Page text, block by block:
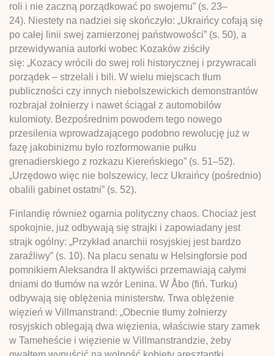
roli i nie zaczną porządkować po swojemu” (s. 23–
24). Niestety na nadziei się skończyło: „Ukraińcy cofają się
po całej linii swej zamierzonej państwowości” (s. 50), a
przewidywania autorki wobec Kozaków ziściły
się: „Kozacy wrócili do swej roli historycznej i przywracali
porządek – strzelali i bili. W wielu miejscach tłum
publiczności czy innych niebolszewickich demonstrantów
rozbrajał żołnierzy i nawet ściągał z automobilów
kulomioty. Bezpośrednim powodem tego nowego
przesilenia wprowadzającego podobno rewolucję już w
fazę jakobinizmu było rozformowanie pułku
grenadierskiego z rozkazu Kiereńskiego” (s. 51–52).
„Urzędowo więc nie bolszewicy, lecz Ukraińcy (pośrednio)
obalili gabinet ostatni” (s. 52).
Finlandię również ogarnia polityczny chaos. Chociaż jest
spokojnie, już odbywają się strajki i zapowiadany jest
strajk ogólny: „Przykład anarchii rosyjskiej jest bardzo
zaraźliwy” (s. 10). Na placu senatu w Helsingforsie pod
pomnikiem Aleksandra II aktywiści przemawiają całymi
dniami do tłumów na wzór Lenina. W Åbo (fiń. Turku)
odbywają się oblężenia ministerstw. Trwa oblężenie
więzień w Villmanstrand: „Obecnie tłumy żołnierzy
rosyjskich oblegają dwa więzienia, właściwie stary zamek
w Tameheście i więzienie w Villmanstrandzie, żeby